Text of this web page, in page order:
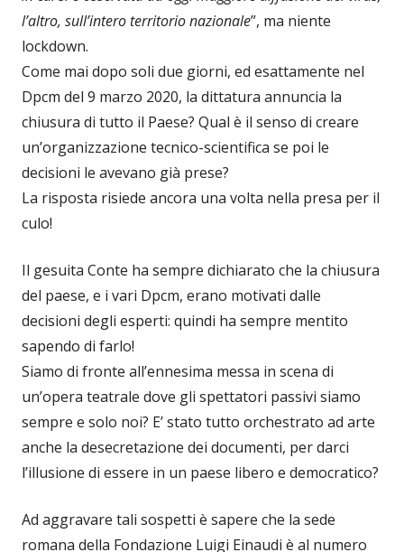
l’altro, sull’intero territorio nazionale”, ma niente
lockdown.
Come mai dopo soli due giorni, ed esattamente nel
Dpcm del 9 marzo 2020, la dittatura annuncia la
chiusura di tutto il Paese? Qual è il senso di creare
un’organizzazione tecnico-scientifica se poi le
decisioni le avevano già prese?
La risposta risiede ancora una volta nella presa per il
culo!
Il gesuita Conte ha sempre dichiarato che la chiusura
del paese, e i vari Dpcm, erano motivati dalle
decisioni degli esperti: quindi ha sempre mentito
sapendo di farlo!
Siamo di fronte all’ennesima messa in scena di
un’opera teatrale dove gli spettatori passivi siamo
sempre e solo noi? E’ stato tutto orchestrato ad arte
anche la desecretazione dei documenti, per darci
l’illusione di essere in un paese libero e democratico?
Ad aggravare tali sospetti è sapere che la sede
romana della Fondazione Luigi Einaudi è al numero